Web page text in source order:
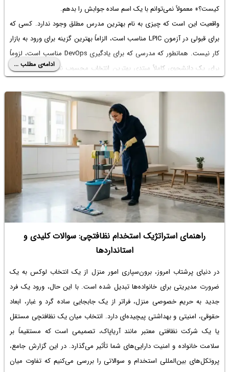
کیست؟» معمولاً نمی‌توانم با یک اسم ساده جوابش را بدهم.
واقعیت این است که چیزی به نام بهترین مدرس مطلق وجود ندارد. کسی که
برای قبولی در آزمون LPIC مناسب است، الزاماً بهترین گزینه برای ورود به بازار
کار نیست. همانطور که مدرسی که برای یادگیری DevOps مناسب است، لزوماً
برای یک دانشجوی کاملاً مبتدی بهترین انتخاب محسوب نمی‌شود.با این حال
یادگیری لینوکس دارید، انتخاب آگاهانه‌تری داشته باشید.
ادامه‌ی مطلب ...
راهنمای استراتژیک استخدام نظافتچی: سوالات کلیدی و
استانداردها
در دنیای پرشتاب امروز، برون‌سپاری امور منزل از یک انتخاب لوکس به یک
ضرورت مدیریتی برای خانواده‌ها تبدیل شده است. با این حال، ورود یک فرد
جدید به حریم خصوصی منزل، فراتر از یک جابجایی ساده گرد و غبار، ابعاد
حقوقی، امنیتی و بهداشتی پیچیده‌ای دارد. انتخاب میان یک نظافتچی مستقل
یا یک شرکت نظافتی معتبر مانند آریاپاک، تصمیمی است که مستقیماً بر
سلامت خانواده و امنیت دارایی‌های شما تأثیر می‌گذارد. در این گزارش جامع،
پروتکل‌های بین‌المللی استخدام و سوالاتی را بررسی می‌کنیم که تفاوت میان